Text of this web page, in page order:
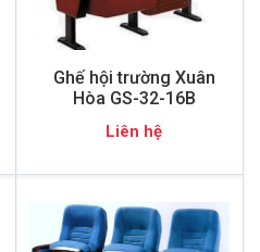
Ghế hội trường Xuân
Hòa GS-32-16B
Liên hệ